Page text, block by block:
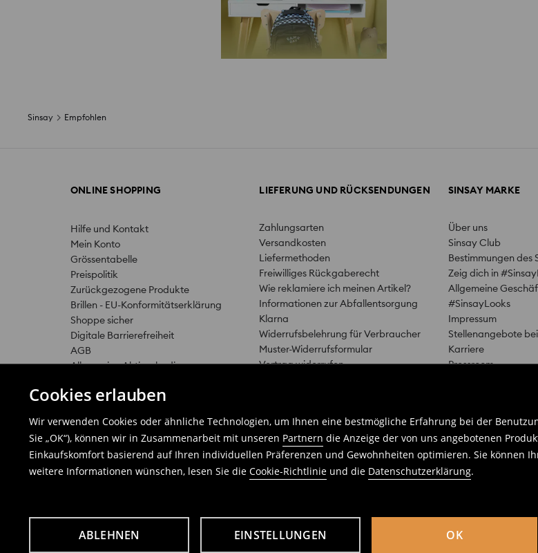
Cookies erlauben
Wir verwenden Cookies oder ähnliche Technologien, um Ihnen eine bestmögliche Erfahrung bei der
Sie „OK“), können wir in Zusammenarbeit mit unseren Partnern die Anzeige der von uns angebotenen
Einkaufskomfort basierend auf Ihren individuellen Präferenzen und Gewohnheiten optimieren. Sie können
weitere Informationen wünschen, lesen Sie die Cookie-Richtlinie und die Datenschutzerklärung.
ABLEHNEN EINSTELLUNGEN OK
Sinsay Empfohlen
ONLINE SHOPPING
Hilfe und Kontakt
Mein Konto
Grössentabelle
Preispolitik
Zurückgezogene Produkte
Brillen - EU-Konformitätserklärung
Shoppe sicher
Digitale Barrierefreiheit
AGB
Allgemeine Aktionsbedingungen
LIEFERUNG UND RÜCKSENDUNGEN
Zahlungsarten
Versandkosten
Liefermethoden
Freiwilliges Rückgaberecht
Wie reklamiere ich meinen Artikel?
Informationen zur Abfallentsorgung
Klarna
Widerrufsbelehrung für Verbraucher
Muster-Widerrufsformular
Vertrag widerrufen
SINSAY MARKE
Über uns
Sinsay Club
Bestimmungen des
Zeig dich in
Allgemeine
#SinsayLooks
Impressum
Stellenangebote
Karriere
Pressroom